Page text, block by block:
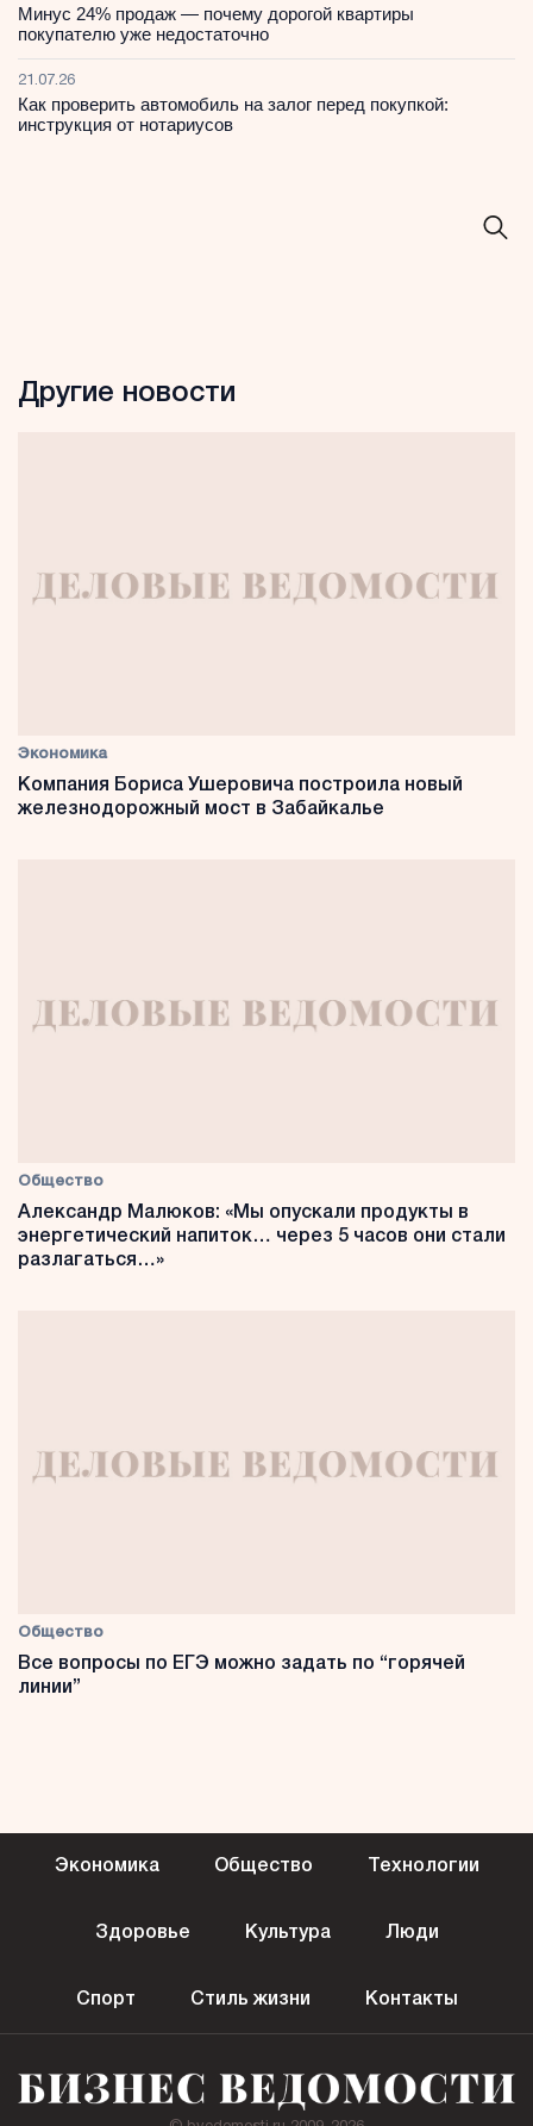
Минус 24% продаж — почему дорогой квартиры
покупателю уже недостаточно
21.07.26
Как проверить автомобиль на залог перед покупкой:
инструкция от нотариусов
Другие новости
Экономика
Компания Бориса Ушеровича построила новый
железнодорожный мост в Забайкалье
Общество
Александр Малюков: «Мы опускали продукты в
энергетический напиток… через 5 часов они стали
разлагаться…»
Общество
Все вопросы по ЕГЭ можно задать по “горячей
линии”
Экономика Общество Технологии
Здоровье Культура Люди
Спорт Стиль жизни Контакты